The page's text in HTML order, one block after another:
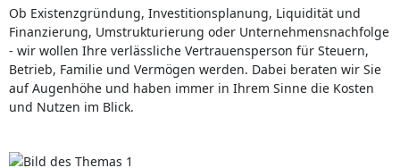
Ob Existenzgründung, Investitionsplanung, Liquidität und
Finanzierung, Umstrukturierung oder Unternehmensnachfolge
- wir wollen Ihre verlässliche Vertrauensperson für Steuern,
Betrieb, Familie und Vermögen werden. Dabei beraten wir Sie
auf Augenhöhe und haben immer in Ihrem Sinne die Kosten
und Nutzen im Blick.